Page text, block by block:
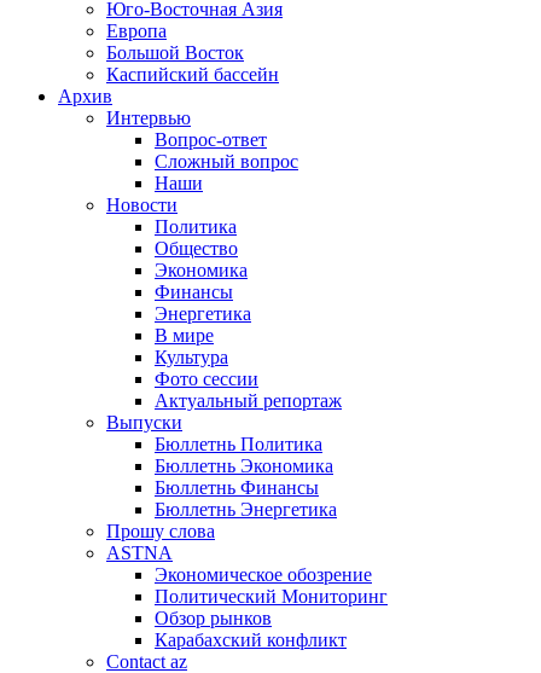
Юго-Восточная Азия
Европа
Большой Восток
Каспийский бассейн
Архив
Интервью
Вопрос-ответ
Сложный вопрос
Наши
Новости
Политика
Общество
Экономика
Финансы
Энергетика
В мире
Культура
Фото сессии
Актуальный репортаж
Выпуски
Бюллетнь Политика
Бюллетнь Экономика
Бюллетнь Финансы
Бюллетнь Энергетика
Прошу слова
ASTNA
Экономическое обозрение
Политический Мониторинг
Обзор рынков
Карабахский конфликт
Contact az